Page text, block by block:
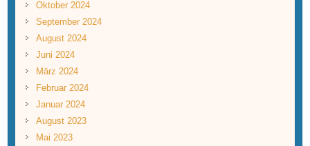
Oktober 2024
September 2024
August 2024
Juni 2024
März 2024
Februar 2024
Januar 2024
August 2023
Mai 2023